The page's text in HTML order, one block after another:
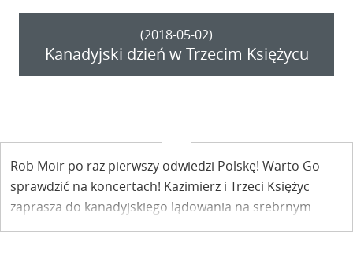
(2018-05-02)
Kanadyjski dzień w Trzecim Księżycu
Rob Moir po raz pierwszy odwiedzi Polskę! Warto Go
sprawdzić na koncertach! Kazimierz i Trzeci Księżyc
zaprasza do kanadyjskiego lądowania na srebrnym
globie!